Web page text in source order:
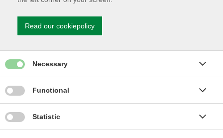
Read our cookiepolicy
Necessary
Give permission for Necessary cookies
Functional
Give permission for Functionality cookies
Statistic
Give permission for Statistics cookies